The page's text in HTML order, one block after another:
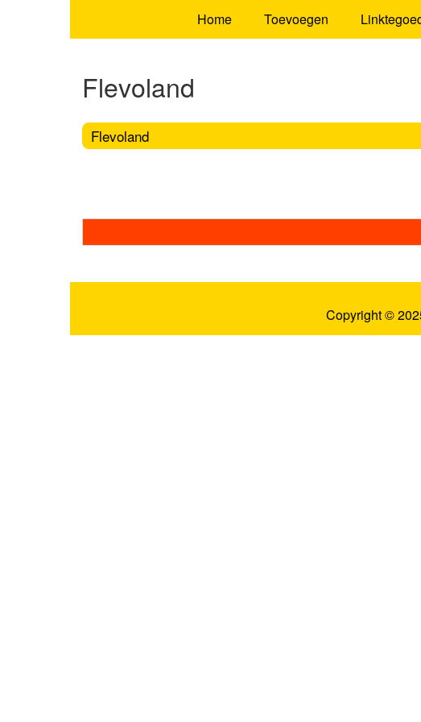
Home Toevoegen
Flevoland
Flevoland
Copyright ©